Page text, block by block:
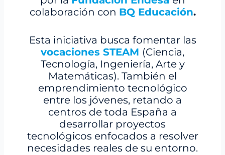
colaboración con BQ Educación.
Esta iniciativa busca fomentar las
vocaciones STEAM (Ciencia,
Tecnología, Ingeniería, Arte y
Matemáticas). También el
emprendimiento tecnológico
entre los jóvenes, retando a
centros de toda España a
desarrollar proyectos
tecnológicos enfocados a resolver
necesidades reales de su entorno.